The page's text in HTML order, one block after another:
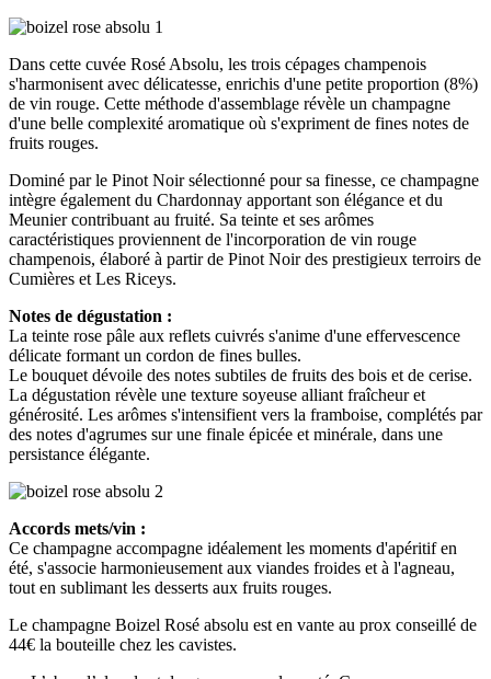
Dans cette cuvée Rosé Absolu, les trois cépages champenois
s'harmonisent avec délicatesse, enrichis d'une petite proportion (8%)
de vin rouge. Cette méthode d'assemblage révèle un champagne
d'une belle complexité aromatique où s'expriment de fines notes de
fruits rouges.
Dominé par le Pinot Noir sélectionné pour sa finesse, ce champagne
intègre également du Chardonnay apportant son élégance et du
Meunier contribuant au fruité. Sa teinte et ses arômes
caractéristiques proviennent de l'incorporation de vin rouge
champenois, élaboré à partir de Pinot Noir des prestigieux terroirs de
Cumières et Les Riceys.
Notes de dégustation :
La teinte rose pâle aux reflets cuivrés s'anime d'une effervescence
délicate formant un cordon de fines bulles.
Le bouquet dévoile des notes subtiles de fruits des bois et de cerise.
La dégustation révèle une texture soyeuse alliant fraîcheur et
générosité. Les arômes s'intensifient vers la framboise, complétés par
des notes d'agrumes sur une finale épicée et minérale, dans une
persistance élégante.
Accords mets/vin :
Ce champagne accompagne idéalement les moments d'apéritif en
été, s'associe harmonieusement aux viandes froides et à l'agneau,
tout en sublimant les desserts aux fruits rouges.
Le champagne Boizel Rosé absolu est en vante au prox conseillé de
44€ la bouteille chez les cavistes.